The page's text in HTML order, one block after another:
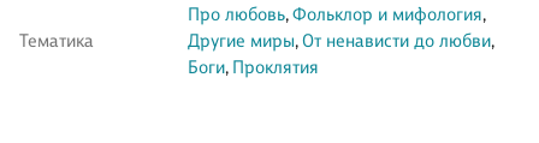
Тематика
Про любовь,Фольклор и мифология,
Другие миры,От ненависти до любви,
Боги, Проклятия